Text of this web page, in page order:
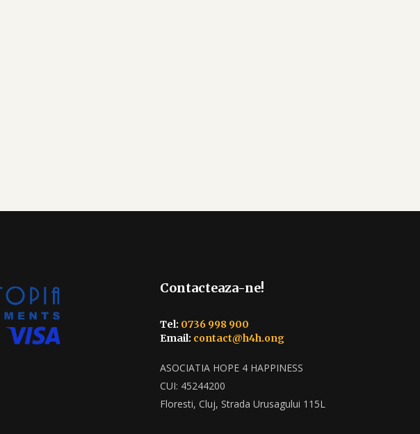
Contacteaza-ne!
Tel: 0736 998 900
Email: contact@h4h.ong
ASOCIATIA HOPE 4 HAPPINESS
CUI: 45244200
Floresti, Cluj, Strada Urusagului 115L